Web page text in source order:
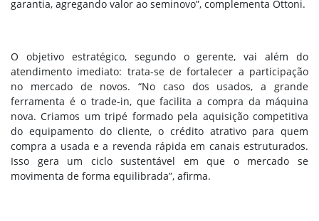
garantia, agregando valor ao seminovo”, complementa Ottoni.
O objetivo estratégico, segundo o gerente, vai além do
atendimento imediato: trata-se de fortalecer a participação
no mercado de novos. “No caso dos usados, a grande
ferramenta é o trade-in, que facilita a compra da máquina
nova. Criamos um tripé formado pela aquisição competitiva
do equipamento do cliente, o crédito atrativo para quem
compra a usada e a revenda rápida em canais estruturados.
Isso gera um ciclo sustentável em que o mercado se
movimenta de forma equilibrada”, afirma.